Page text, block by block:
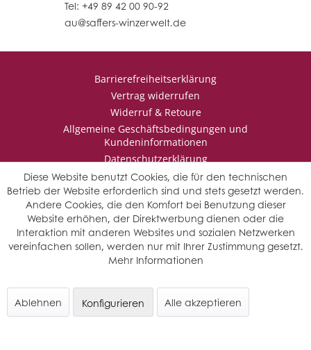
Tel: +49 89 42 00 90-92
au@saffers-winzerwelt.de
Barrierefreiheitserklärung
Vertrag widerrufen
Widerruf & Retoure
Allgemeine Geschäftsbedingungen und
Kundeninformationen
Datenschutzerklärung
Impressum
* Wir behalten uns vor den Jahrgang auszuwählen, sollten mehrere
Jahrgänge verfügbar sein.
© Saffers WinzerWelt - alle Rechte vorbehalten
Diese Website benutzt Cookies, die für den technischen
Betrieb der Website erforderlich sind und stets gesetzt werden.
Andere Cookies, die den Komfort bei Benutzung dieser
Website erhöhen, der Direktwerbung dienen oder die
Interaktion mit anderen Websites und sozialen Netzwerken
vereinfachen sollen, werden nur mit Ihrer Zustimmung gesetzt.
Mehr Informationen
Ablehnen Alle akzeptieren
Konfigurieren